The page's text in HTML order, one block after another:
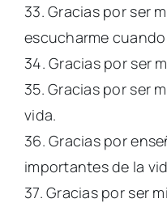
33. Gracias por ser
escucharme
34. Gracias por ser
35. Gracias por ser
vida.
36. Gracias por
importantes de la
37. Gracias por ser